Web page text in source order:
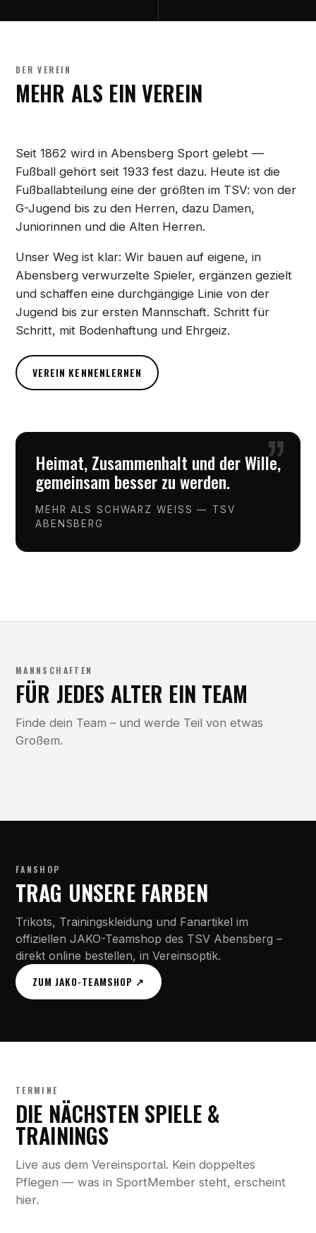
DER VEREIN
MEHR ALS EIN VEREIN
Seit 1862 wird in Abensberg Sport gelebt —
Fußball gehört seit 1933 fest dazu. Heute ist die
Fußballabteilung eine der größten im TSV: von der
G-Jugend bis zu den Herren, dazu Damen,
Juniorinnen und die Alten Herren.
Unser Weg ist klar: Wir bauen auf eigene, in
Abensberg verwurzelte Spieler, ergänzen gezielt
und schaffen eine durchgängige Linie von der
Jugend bis zur ersten Mannschaft. Schritt für
Schritt, mit Bodenhaftung und Ehrgeiz.
VEREIN KENNENLERNEN
”
Heimat, Zusammenhalt und der Wille,
gemeinsam besser zu werden.
MEHR ALS SCHWARZ WEISS — TSV
ABENSBERG
MANNSCHAFTEN
FÜR JEDES ALTER EIN TEAM
Finde dein Team – und werde Teil von etwas
Großem.
FANSHOP
TRAG UNSERE FARBEN
Trikots, Trainingskleidung und Fanartikel im
offiziellen JAKO-Teamshop des TSV Abensberg –
direkt online bestellen, in Vereinsoptik.
ZUM JAKO-TEAMSHOP ↗
TERMINE
DIE NÄCHSTEN SPIELE &
TRAININGS
Live aus dem Vereinsportal. Kein doppeltes
Pflegen — was in SportMember steht, erscheint
hier.